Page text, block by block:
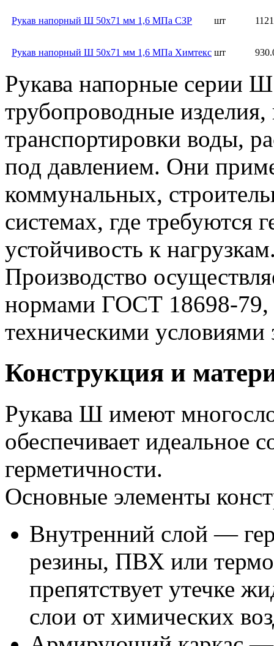
Рукав напорный Ш 50х71 мм 1,6 МПа СЗР шт
Рукав напорный Ш 50х71 мм 1,6 МПа Химтекс шт
Рукава напорные серии
трубопроводные
транспортировки воды,
под давлением. Они
коммунальных,
системах, где требуются
устойчивость к
Производство
нормами ГОСТ 18698-
техническими условиями
Конструкция и
Рукава Ш имеют
обеспечивает идеальное
герметичности.
Основные элементы
Внутренний слой —
резины, ПВХ или
препятствует утечке
слои от химических